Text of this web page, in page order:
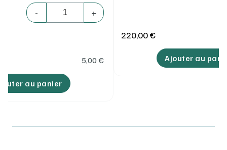
-
Quantité
+
5,00 €
au panier
220,00 €
Ajouter au